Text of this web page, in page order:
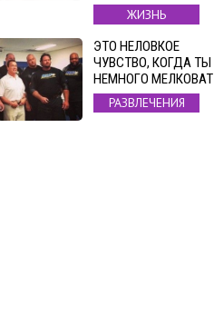
ЖИЗНЬ
ЭТО НЕЛОВКОЕ
ЧУВСТВО, КОГДА ТЫ
НЕМНОГО МЕЛКОВАТ
РАЗВЛЕЧЕНИЯ